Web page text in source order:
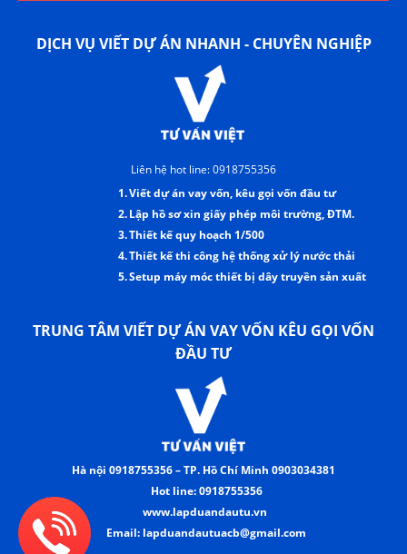
DỊCH VỤ VIẾT DỰ ÁN NHANH - CHUYÊN NGHIỆP
Liên hệ hot line: 0918755356
1.Viết dự án vay vốn, kêu gọi vốn đầu tư
2.Lập hồ sơ xin giấy phép môi trường, ĐTM.
3.Thiết kế quy hoạch 1/500
4.Thiết kế thi công hệ thống xử lý nước thải
5.Setup máy móc thiết bị dây truyền sản xuất
TRUNG TÂM VIẾT DỰ ÁN VAY VỐN KÊU GỌI VỐN
ĐẦU TƯ
Hà nội 0918755356 – TP. Hồ Chí Minh 0903034381
Hot line: 0918755356
www.lapduandautu.vn
Email: lapduandautuacb@gmail.com